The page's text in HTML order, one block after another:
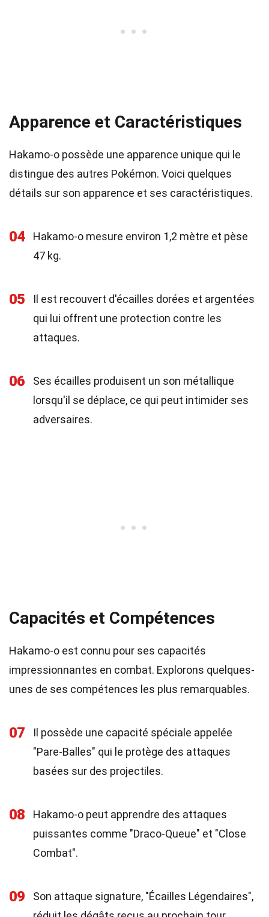
Apparence et Caractéristiques
Hakamo-o possède une apparence unique qui le
distingue des autres Pokémon. Voici quelques
détails sur son apparence et ses caractéristiques.
04
Hakamo-o mesure environ 1,2 mètre et pèse
47 kg.
05
Il est recouvert d'écailles dorées et argentées
qui lui offrent une protection contre les
attaques.
06
Ses écailles produisent un son métallique
lorsqu'il se déplace, ce qui peut intimider ses
adversaires.
Capacités et Compétences
Hakamo-o est connu pour ses capacités
impressionnantes en combat. Explorons quelques-
unes de ses compétences les plus remarquables.
07
Il possède une capacité spéciale appelée
"Pare-Balles" qui le protège des attaques
basées sur des projectiles.
08
Hakamo-o peut apprendre des attaques
puissantes comme "Draco-Queue" et "Close
Combat".
09
Son attaque signature, "Écailles Légendaires",